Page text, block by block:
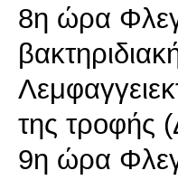
8η ώρα
της τροφής
9η ώρα